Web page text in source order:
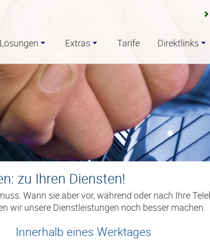
zu Ihren Diensten!
Wann sie aber vor, während oder nach Ihre
wir unsere Dienstleistungen noch besser machen.
Innerhalb eines Werktages
Lösungen Extras Tarife Direktlinks